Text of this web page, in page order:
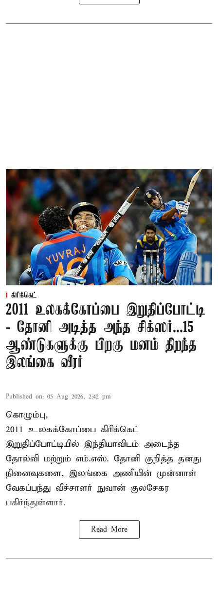
கிரிக்கெட்
2011 உலகக்கோப்பை இறுதிப்போட்டி
- தோனி அடித்த அந்த சிக்ஸர்...15
ஆண்டுகளுக்கு பிறகு மனம் திறந்த
இலங்கை வீரர்
Published on: 05 Aug 2026, 2:42 pm
கொழும்பு,
2011 உலகக்கோப்பை கிரிக்கெட்
இறுதிப்போட்டியில் இந்தியாவிடம் அடைந்த
தோல்வி மற்றும் எம்.எஸ். தோனி குறித்த தனது
நினைவுகளை, இலங்கை அணியின் முன்னாள்
வேகப்பந்து வீச்சாளர் நுவான் குலசேகர
பகிர்ந்துள்ளார்.
Read More